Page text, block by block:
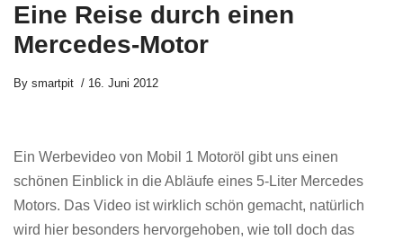
Eine Reise durch einen
Mercedes-Motor
By smartpit 16. Juni 2012
Ein Werbevideo von Mobil 1 Motoröl gibt uns einen
schönen Einblick in die Abläufe eines 5-Liter Mercedes
Motors. Das Video ist wirklich schön gemacht, natürlich
wird hier besonders hervorgehoben, wie toll doch das